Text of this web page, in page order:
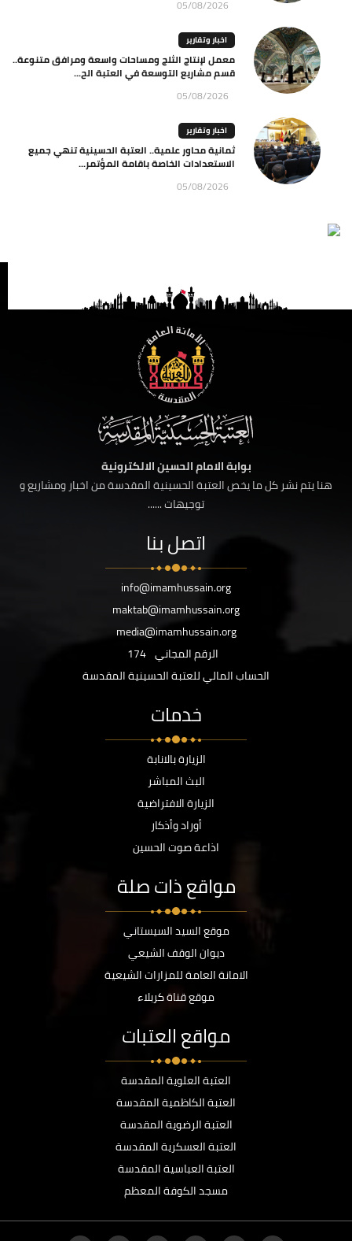
05/08/2026
اخبار وتقارير
معمل لإنتاج الثلج ومساحات واسعة ومرافق متنوعة..
قسم مشاريع التوسعة في العتبة الح...
05/08/2026
اخبار وتقارير
ثمانية محاور علمية.. العتبة الحسينية تنهي جميع
الاستعدادات الخاصة باقامة المؤتمر...
05/08/2026
بوابة الامام الحسين الالكترونية
هنا يتم نشر كل ما يخص العتبة الحسينية المقدسة من اخبار ومشاريع و
توجيهات ......
اتصل بنا
info@imamhussain.org
maktab@imamhussain.org
media@imamhussain.org
الرقم المجاني 174
الحساب المالي للعتبة الحسينية المقدسة
خدمات
الزيارة بالانابة
البث المباشر
الزيارة الافتراضية
أوراد وأذكار
اذاعة صوت الحسين
مواقع ذات صلة
موقع السيد السيستاني
ديوان الوقف الشيعي
الامانة العامة للمزارات الشيعية
موقع قناة كربلاء
مواقع العتبات
العتبة العلوية المقدسة
العتبة الكاظمية المقدسة
العتبة الرضوية المقدسة
العتبة العسكرية المقدسة
العتبة العباسية المقدسة
مسجد الكوفة المعظم